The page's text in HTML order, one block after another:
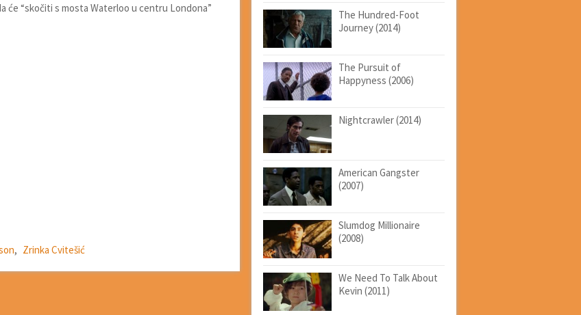
će “skočiti s mosta Waterloo u centru Londona”
, Zrinka Cvitešić
The Hundred-Foot
Journey (2014)
The Pursuit of
Happyness (2006)
Nightcrawler (2014)
American Gangster
(2007)
Slumdog Millionaire
(2008)
We Need To Talk About
Kevin (2011)